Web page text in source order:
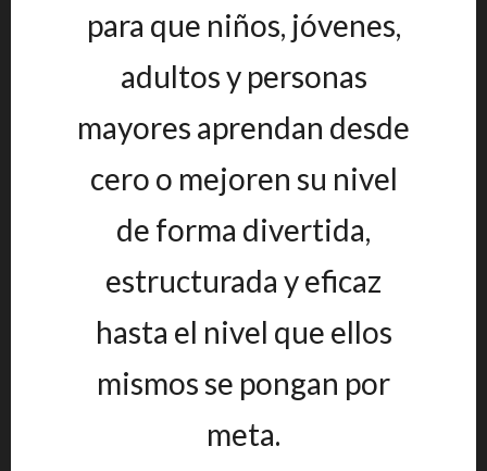
para que niños, jóvenes,
adultos y personas
mayores aprendan desde
cero o mejoren su nivel
de forma divertida,
estructurada y eficaz
hasta el nivel que ellos
mismos se pongan por
meta.